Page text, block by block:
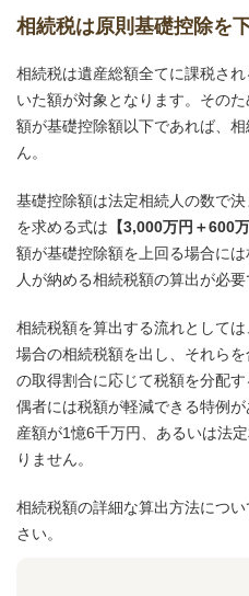
相続税は原則基礎控除を
相続税は遺産総額全てに課税さ
いた額が対象となります。その
額が基礎控除額以下であれば、
ん。
基礎控除額は法定相続人の数で
を求める式は 【3,000万円＋600
額が基礎控除額を上回る場合に
人が納める相続税額の算出が必要
相続税額を算出する流れとして
場合の相続税額を出し、それら
の取得割合に応じて税額を分配
偶者には税額が軽減できる特例
産額が1憶6千万円、あるいは法
りません。
相続税額の詳細な算出方法につ
さい。